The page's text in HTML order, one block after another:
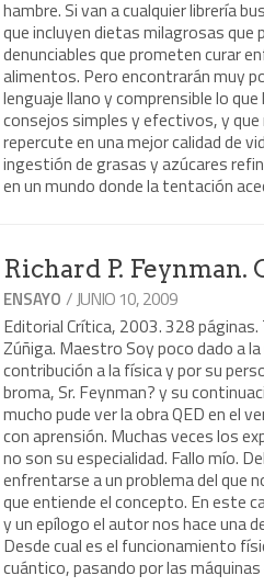
hambre. Si van a cualquier librería
que incluyen dietas milagrosas
denunciables que prometen curar
alimentos. Pero encontrarán muy
lenguaje llano y comprensible lo
consejos simples y efectivos, y
repercute en una mejor calidad de
ingestión de grasas y azúcares
en un mundo donde la tentación
Richard P.
ENSAYO / JUNIO 10, 2009
Editorial Crítica, 2003. 328
Zúñiga. Maestro Soy poco dado a
contribución a la física y por su
broma, Sr. Feynman? y su
mucho pude ver la obra QED en el
con aprensión. Muchas veces los
no son su especialidad. Fallo mío.
enfrentarse a un problema del que
que entiende el concepto. En este
y un epílogo el autor nos hace una
Desde cual es el funcionamiento
cuántico, pasando por las